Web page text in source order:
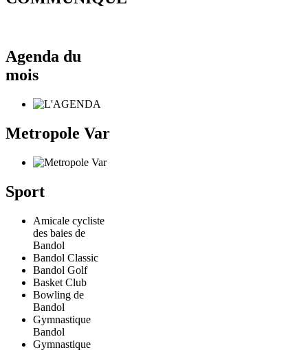
Agenda du
mois
Metropole Var
Sport
Amicale cycliste
des baies de
Bandol
Bandol Classic
Bandol Golf
Basket Club
Bowling de
Bandol
Gymnastique
Bandol
Gymnastique